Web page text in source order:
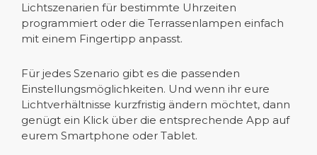
Lichtszenarien für bestimmte Uhrzeiten
programmiert oder die Terrassenlampen einfach
mit einem Fingertipp anpasst.
Für jedes Szenario gibt es die passenden
Einstellungsmöglichkeiten. Und wenn ihr eure
Lichtverhältnisse kurzfristig ändern möchtet, dann
genügt ein Klick über die entsprechende App auf
eurem Smartphone oder Tablet.